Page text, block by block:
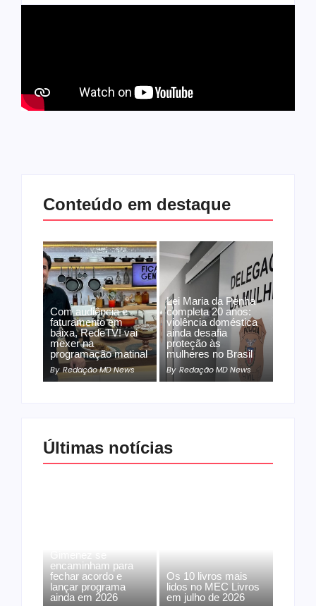
Conteúdo em destaque
Com audiência e
faturamento em
baixa, RedeTV! vai
mexer na
programação matinal
By Redação MD News
Lei Maria da Penha
completa 20 anos:
violência doméstica
ainda desafia
proteção às
mulheres no Brasil
By Redação MD News
Últimas notícias
encaminham para
fechar acordo e
lançar programa
ainda em 2026
Os 10 livros mais
lidos no MEC Livros
em julho de 2026